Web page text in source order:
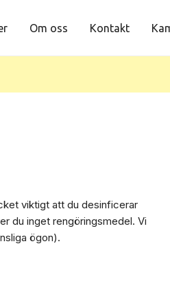
Om oss Kontakt
viktigt att du desinficerar
du inget rengöringsmedel. Vi
ögon).